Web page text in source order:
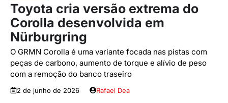
Toyota cria versão extrema do
Corolla desenvolvida em
Nürburgring
O GRMN Corolla é uma variante focada nas pistas com
peças de carbono, aumento de torque e alívio de peso
com a remoção do banco traseiro
2 de junho de 2026 Rafael Dea